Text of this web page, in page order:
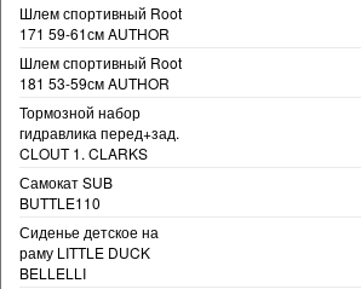
Шлем спортивный Root
171 59-61см AUTHOR
Шлем спортивный Root
181 53-59см AUTHOR
Тормозной набор
гидравлика перед+зад.
CLOUT 1. CLARKS
Самокат SUB
BUTTLE110
Сиденье детское на
раму LITTLE DUCK
BELLELLI